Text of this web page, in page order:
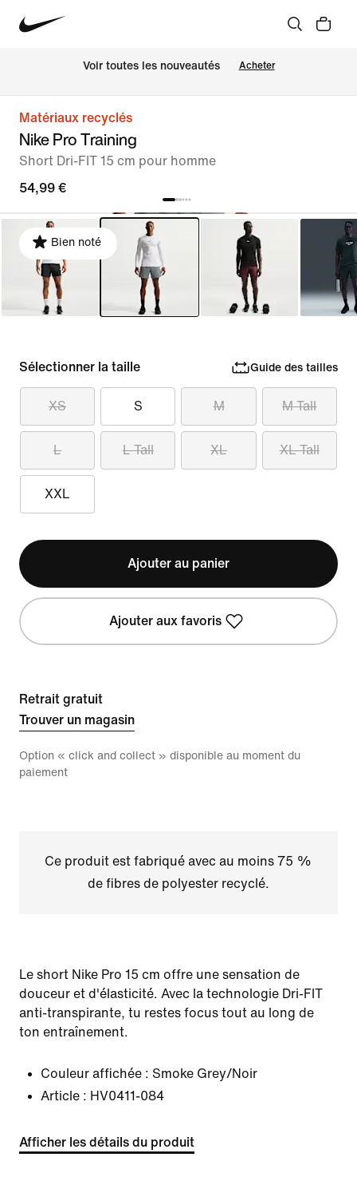
Voir toutes les nouveautés Acheter
Matériaux recyclés
Nike Pro Training
Short Dri-FIT 15 cm pour homme
54,99 €
Bien noté
Sélectionner la taille Guide des tailles
XS S M M Tall
L L Tall XL XL Tall
XXL
Ajouter au panier
Ajouter aux favoris
Retrait gratuit
Trouver un magasin
Option « click and collect » disponible au moment du
paiement
Ce produit est fabriqué avec au moins 75 %
de fibres de polyester recyclé.
Le short Nike Pro 15 cm offre une sensation de
douceur et d'élasticité. Avec la technologie Dri-FIT
anti-transpirante, tu restes focus tout au long de
ton entraînement.
Couleur affichée : Smoke Grey/Noir
Article : HV0411-084
Afficher les détails du produit